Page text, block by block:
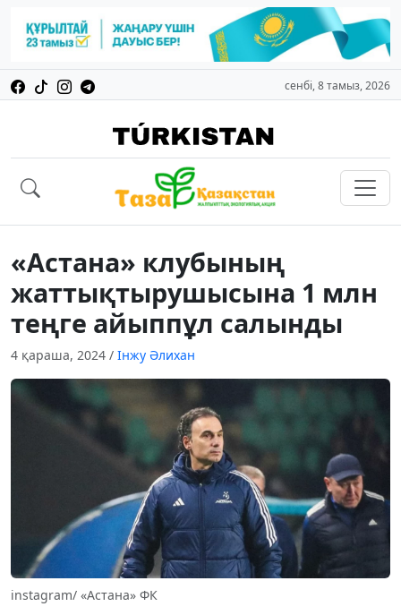
сенбі, 8 тамыз, 2026
«Астана» клубының
жаттықтырушысына 1 млн
теңге айыппұл салынды
4 қараша, 2024 / Інжу Әлихан
instagram/ «Астана» ФК